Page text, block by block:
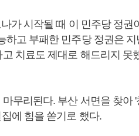
가 시작될 때 이 민주당 정권
하고 부패한 민주당 정권은
치료도 제대로 해드리지 못
무리된다. 부산 서면을 찾아
에 힘을 쏟기로 했다.